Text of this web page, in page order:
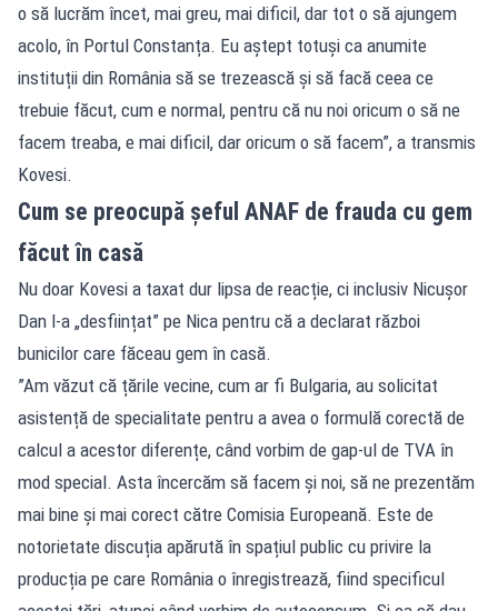
o să lucrăm încet, mai greu, mai dificil, dar tot o să ajungem
acolo, în Portul Constanța. Eu aștept totuși ca anumite
instituții din România să se trezească și să facă ceea ce
trebuie făcut, cum e normal, pentru că nu noi oricum o să ne
facem treaba, e mai dificil, dar oricum o să facem”, a transmis
Kovesi.
Cum se preocupă șeful ANAF de frauda cu gem
făcut în casă
Nu doar Kovesi a taxat dur lipsa de reacție, ci inclusiv Nicușor
Dan l-a „desființat” pe Nica pentru că a declarat război
bunicilor care făceau gem în casă.
”Am văzut că țările vecine, cum ar fi Bulgaria, au solicitat
asistență de specialitate pentru a avea o formulă corectă de
calcul a acestor diferențe, când vorbim de gap-ul de TVA în
mod special. Asta încercăm să facem și noi, să ne prezentăm
mai bine și mai corect către Comisia Europeană. Este de
notorietate discuția apărută în spațiul public cu privire la
producția pe care România o înregistrează, fiind specificul